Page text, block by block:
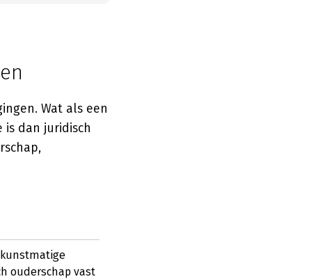
Wat als een
dan juridisch
ouderschap vast